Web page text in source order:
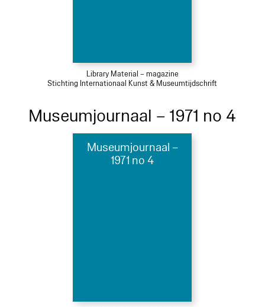
Library Material – magazine
Stichting Internationaal Kunst & Museumtijdschrift
Museumjournaal – 1971 no 4
Museumjournaal –
1971 no 4